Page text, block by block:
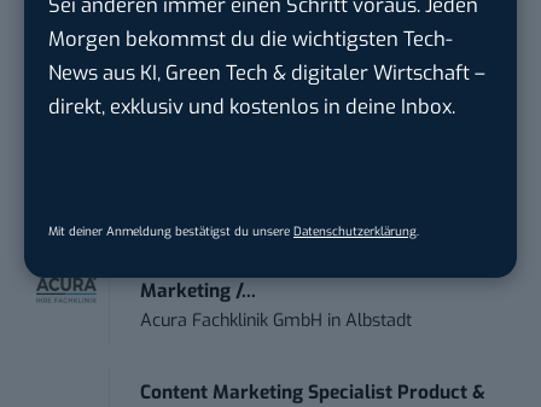
Morgen bekommst du die wichtigsten Tech-
News aus KI, Green Tech & digitaler Wirtschaft –
direkt, exklusiv und kostenlos in deine Inbox.
Mit deiner Anmeldung bestätigst du unsere Datenschutzerklärung.
Social Media Content Creator (m/w/d)
Düsseldorf
Marketing /...
Acura Fachklinik GmbH inAlbstadt
Content Marketing Specialist Product &